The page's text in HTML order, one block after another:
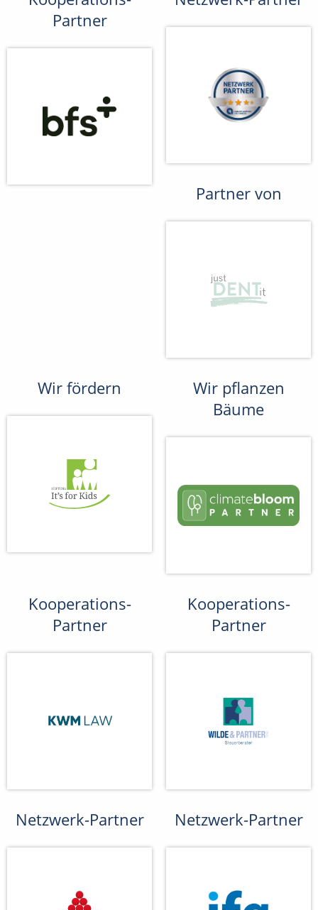
Partner
Partner von
Wir fördern
Wir pflanzen
Bäume
Kooperations-
Partner
Kooperations-
Partner
Netzwerk-Partner Netzwerk-Partner